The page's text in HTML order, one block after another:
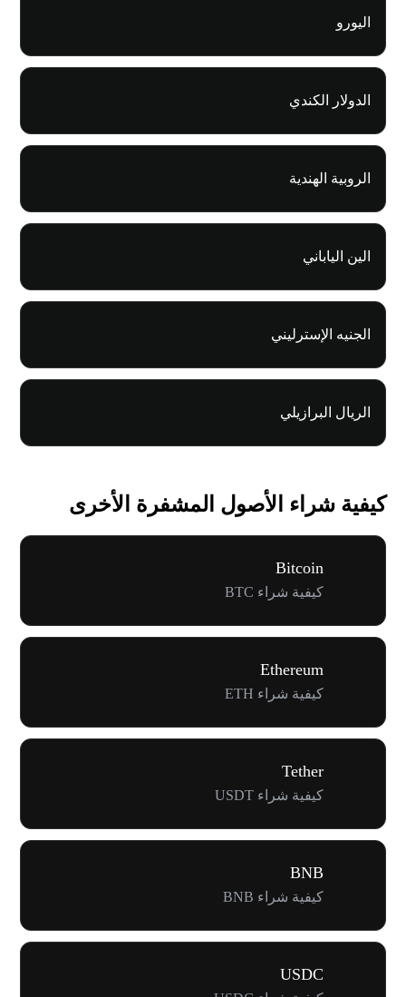
اليورو
الدولار الكندي
الروبية الهندية
الين الياباني
الجنيه الإسترليني
الريال البرازيلي
كيفية شراء الأصول المشفرة الأخرى
Bitcoin
كيفية شراء BTC
Ethereum
كيفية شراء ETH
Tether
كيفية شراء USDT
BNB
كيفية شراء BNB
USDC